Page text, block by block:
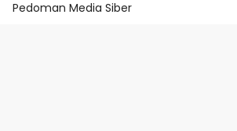
Pedoman Media Siber